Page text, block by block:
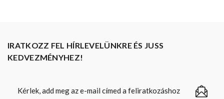
IRATKOZZ FEL HÍRLEVELÜNKRE ÉS JUSS
KEDVEZMÉNYHEZ!